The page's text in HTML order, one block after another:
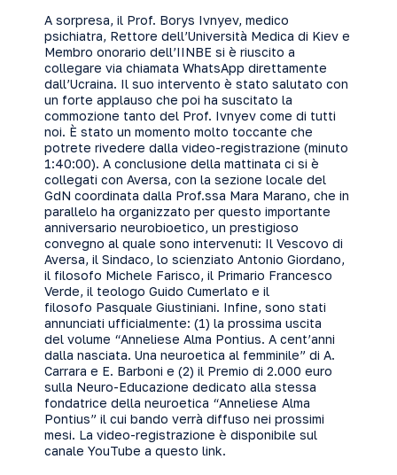
A sorpresa, il Prof. Borys Ivnyev, medico
psichiatra, Rettore dell’Università Medica di Kiev e
Membro onorario dell’IINBE si è riuscito a
collegare via chiamata WhatsApp direttamente
dall’Ucraina. Il suo intervento è stato salutato con
un forte applauso che poi ha suscitato la
commozione tanto del Prof. Ivnyev come di tutti
noi. È stato un momento molto toccante che
potrete rivedere dalla video-registrazione (minuto
1:40:00). A conclusione della mattinata ci si è
collegati con Aversa, con la sezione locale del
GdN coordinata dalla Prof.ssa Mara Marano, che in
parallelo ha organizzato per questo importante
anniversario neurobioetico, un prestigioso
convegno al quale sono intervenuti: Il Vescovo di
Aversa, il Sindaco, lo scienziato Antonio Giordano,
il filosofo Michele Farisco, il Primario Francesco
Verde, il teologo Guido Cumerlato e il
filosofo Pasquale Giustiniani. Infine, sono stati
annunciati ufficialmente: (1) la prossima uscita
del volume “Anneliese Alma Pontius. A cent’anni
dalla nasciata. Una neuroetica al femminile” di A.
Carrara e E. Barboni e (2) il Premio di 2.000 euro
sulla Neuro-Educazione dedicato alla stessa
fondatrice della neuroetica “Anneliese Alma
Pontius” il cui bando verrà diffuso nei prossimi
mesi. La video-registrazione è disponibile sul
canale YouTube a questo link.